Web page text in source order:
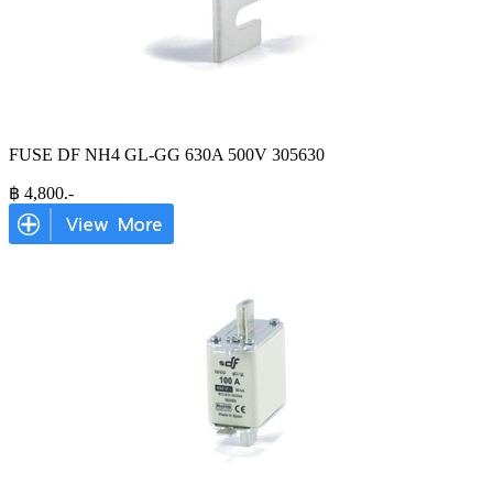
FUSE DF NH4 GL-GG 630A 500V 305630
฿ 4,800.-